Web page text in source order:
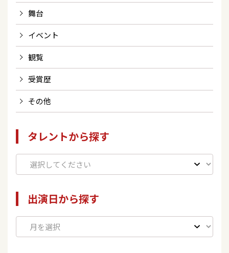
舞台
イベント
観覧
受賞歴
その他
タレントから探す
出演日から探す